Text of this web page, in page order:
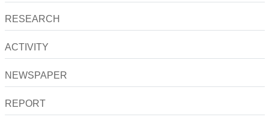
RESEARCH
ACTIVITY
NEWSPAPER
REPORT